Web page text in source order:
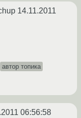
14.11.2011
автор топика
06:56:58